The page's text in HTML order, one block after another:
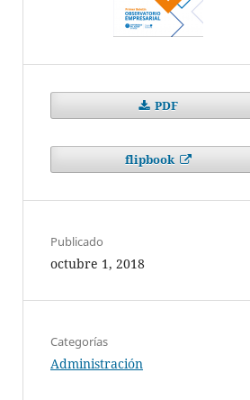
PDF
flipbook
Publicado
octubre 1, 2018
Categorías
Administración